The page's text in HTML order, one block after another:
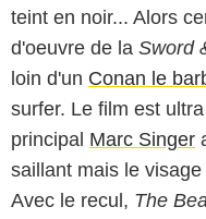
teint en noir... Alors
d'oeuvre de la Sword
loin d'un Conan le
surfer. Le film est
principal Marc Singer
saillant mais le
Avec le recul, The